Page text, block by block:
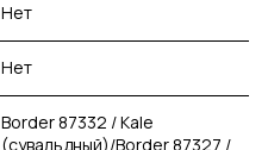
Нет
Нет
Border 87332 / Kale
(сувальдный)/Border 87327 /